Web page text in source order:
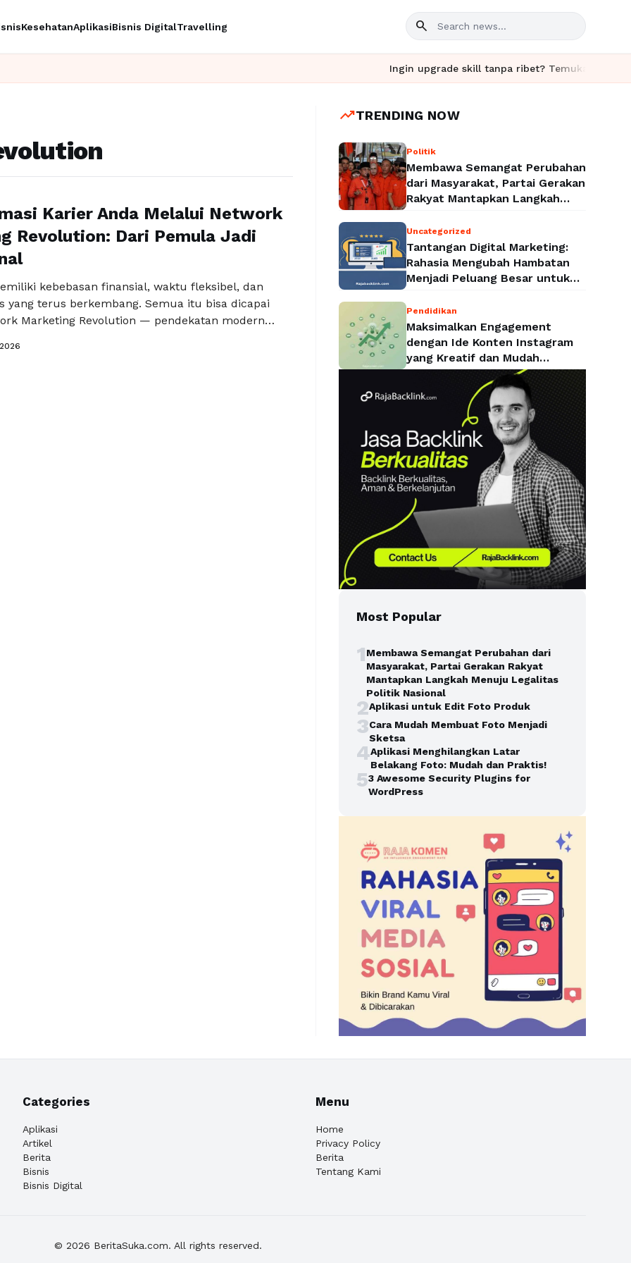
KesehatanAplikasiBisnis DigitalTravelling search
Ingin upgrade skill tanpa ribet? Temukan kelas seru
Karier Anda Melalui Network
Revolution: Dari Pemula Jadi
kebebasan finansial, waktu fleksibel, dan
yang terus berkembang. Semua itu bisa dicapai
Marketing Revolution — pendekatan modern
mengembangkan diri, dan mencapai
trending_upTRENDING NOW
Politik
Membawa Semangat Perubahan
dari Masyarakat, Partai Gerakan
Rakyat Mantapkan Langkah
Nasional
Uncategorized
Tantangan Digital Marketing:
Rahasia Mengubah Hambatan
Menjadi Peluang Besar untuk
Pendidikan
Maksimalkan Engagement
dengan Ide Konten Instagram
yang Kreatif dan Mudah
Diterapkan
Most Popular
1Membawa Semangat Perubahan dari
Masyarakat, Partai Gerakan Rakyat
Mantapkan Langkah Menuju Legalitas
Politik Nasional
2Aplikasi untuk Edit Foto Produk
3Cara Mudah Membuat Foto Menjadi
Sketsa
4Aplikasi Menghilangkan Latar
Belakang Foto: Mudah dan Praktis!
53 Awesome Security Plugins for
WordPress
Categories
Aplikasi
Artikel
Berita
Bisnis
Bisnis Digital
Menu
Home
Privacy Policy
Berita
Tentang Kami
© 2026 BeritaSuka.com. All rights reserved.